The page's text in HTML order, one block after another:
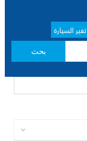
تغير السيارة
بحث